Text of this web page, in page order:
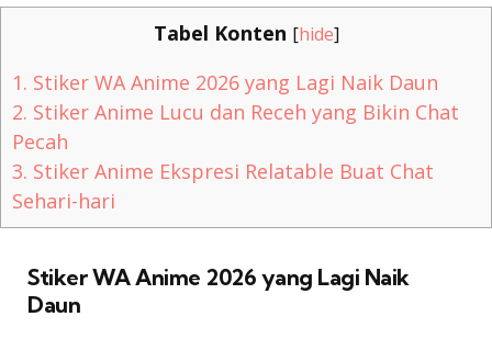
Tabel Konten [hide]
1. Stiker WA Anime 2026 yang Lagi Naik Daun
2. Stiker Anime Lucu dan Receh yang Bikin Chat
Pecah
3. Stiker Anime Ekspresi Relatable Buat Chat
Sehari-hari
Stiker WA Anime 2026 yang Lagi Naik
Daun